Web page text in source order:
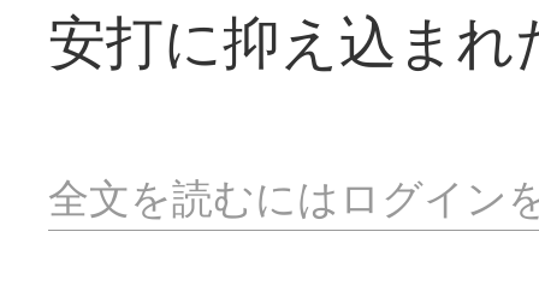
安打に抑え込まれ
全文を読むにはログイン